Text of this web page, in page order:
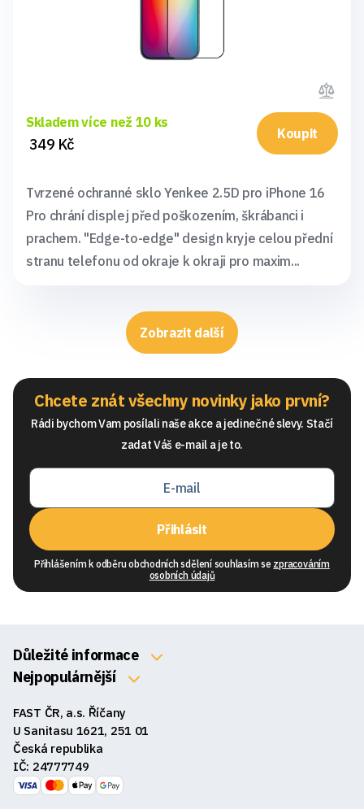
Skladem více než 10 ks
349 Kč
Koupit
Tvrzené ochranné sklo Yenkee 2.5D pro iPhone 16
Pro chrání displej před poškozením, škrábanci i
prachem. "Edge-to-edge" design kryje celou přední
stranu telefonu od okraje k okraji pro maxim...
Zobrazit další
Chcete znát všechny novinky jako první?
Rádi bychom Vam posílali naše akce a jedinečné slevy. Stačí
zadat Váš e-mail a je to.
Přihlásit
Přihlášením k odběru obchodních sdělení souhlasím se zpracováním
osobních údajů
Důležité informace
O nás
Obchodní podmínky
Reklamace a vrácení zboží
GDPR
Nejpopulárnější
Myši
Sluchátka
Reproduktory
Podložky pod myš
FAST ČR, a.s. Říčany
U Sanitasu 1621, 251 01
Česká republika
IČ: 24777749